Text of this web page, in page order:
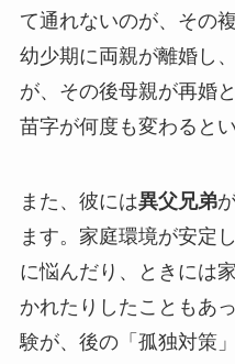
て通れないのが、その
幼少期に両親が離婚し
が、その後母親が再婚
苗字が何度も変わると
また、彼には異父兄弟
ます。家庭環境が安定
に悩んだり、ときには
かれたりしたこともあ
験が、後の「孤独対策